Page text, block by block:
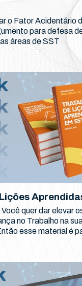
o Fator Acidentário
para defesa
áreas de SST
Você quer dar elevar
no Trabalho na
esse material é